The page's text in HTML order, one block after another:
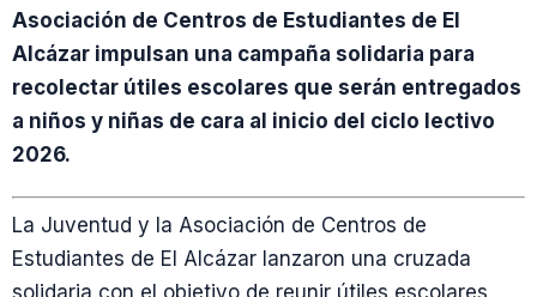
Asociación de Centros de Estudiantes de El
Alcázar impulsan una campaña solidaria para
recolectar útiles escolares que serán entregados
a niños y niñas de cara al inicio del ciclo lectivo
2026.
La Juventud y la Asociación de Centros de
Estudiantes de El Alcázar lanzaron una cruzada